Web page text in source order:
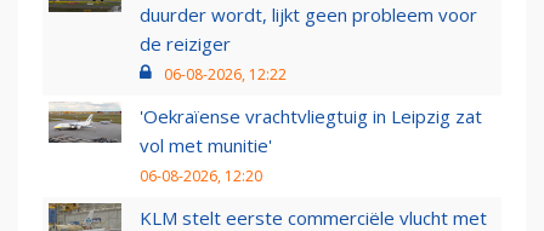
duurder wordt, lijkt geen probleem voor
de reiziger
06-08-2026, 12:22
'Oekraïense vrachtvliegtuig in Leipzig zat
vol met munitie'
06-08-2026, 12:20
KLM stelt eerste commerciële vlucht met